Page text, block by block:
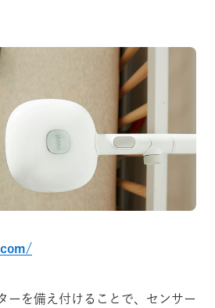
ーを備え付けることで、センサー